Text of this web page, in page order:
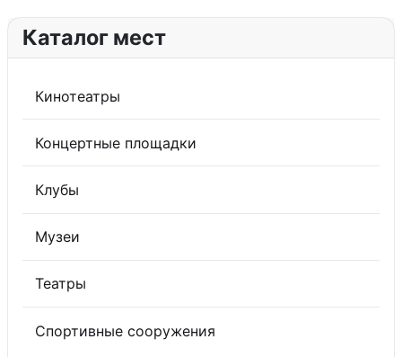
Каталог мест
Кинотеатры
Концертные площадки
Клубы
Музеи
Театры
Спортивные сооружения